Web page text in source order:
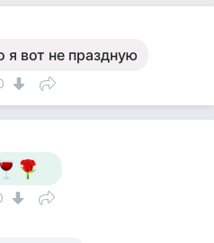
вот не праздную